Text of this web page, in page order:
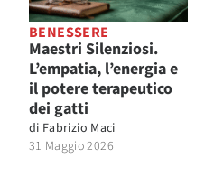
BENESSERE
Maestri Silenziosi.
L’empatia, l’energia e
il potere terapeutico
dei gatti
di Fabrizio Maci
31 Maggio 2026